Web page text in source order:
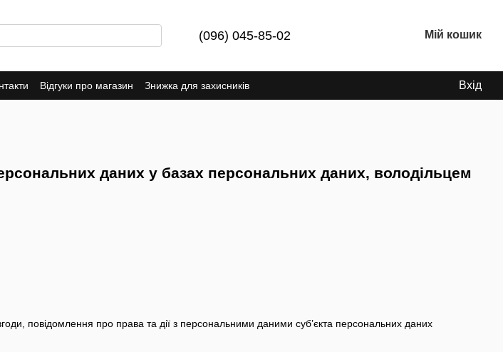
(096) 045-85-02 Мій кошик
Відгуки про магазин Знижка для захисників Вхід
даних у базах персональних даних, володільцем
повідомлення про права та дії з персональними даними суб’єкта персональних даних